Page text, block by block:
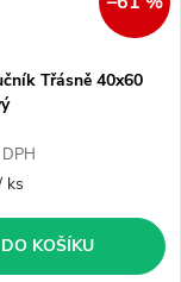
Třásně 40x60
ks
DO KOŠÍKU